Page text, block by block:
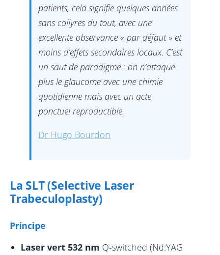
patients, cela signifie quelques années
sans collyres du tout, avec une
excellente observance « par défaut » et
moins d’effets secondaires locaux. C’est
un saut de paradigme : on n’attaque
plus le glaucome avec une chimie
quotidienne mais avec un acte
ponctuel reproductible.
Dr Hugo Bourdon
La SLT (Selective Laser
Trabeculoplasty)
Principe
Laser vert 532 nm Q-switched (Nd:YAG